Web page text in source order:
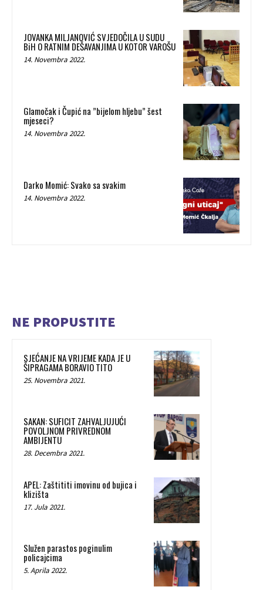
JOVANKA MILJANOVIĆ SVJEDOČILA U SUDU
BiH O RATNIM DEŠAVANJIMA U KOTOR VAROŠU
14. Novembra 2022.
Glamočak i Čupić na ”bijelom hljebu” šest
mjeseci?
14. Novembra 2022.
Darko Momić: Svako sa svakim
14. Novembra 2022.
NE PROPUSTITE
SJEĆANJE NA VRIJEME KADA JE U
ŠIPRAGAMA BORAVIO TITO
25. Novembra 2021.
SAKAN: SUFICIT ZAHVALJUJUĆI
POVOLJNOM PRIVREDNOM
AMBIJENTU
28. Decembra 2021.
APEL: Zaštititi imovinu od bujica i
klizišta
17. Jula 2021.
Služen parastos poginulim
policajcima
5. Aprila 2022.